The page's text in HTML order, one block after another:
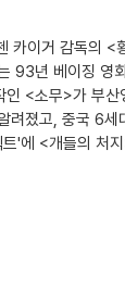
카이거 감독의 <
93년 베이징 영
<소무>가 부산
려졌고, 중국 6세
'에 <개들의 처